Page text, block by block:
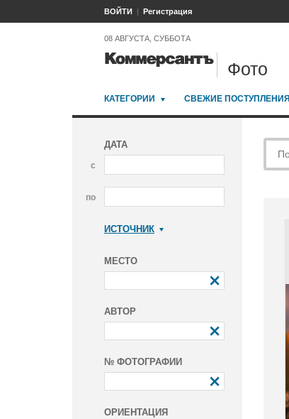
ВОЙТИ Регистрация
08 АВГУСТА, СУББОТА
Фото
КАТЕГОРИИ СВЕЖИЕ ПОСТУПЛЕНИЯ
ДАТА
с
по
ИСТОЧНИК
МЕСТО
АВТОР
№ ФОТОГРАФИИ
ОРИЕНТАЦИЯ